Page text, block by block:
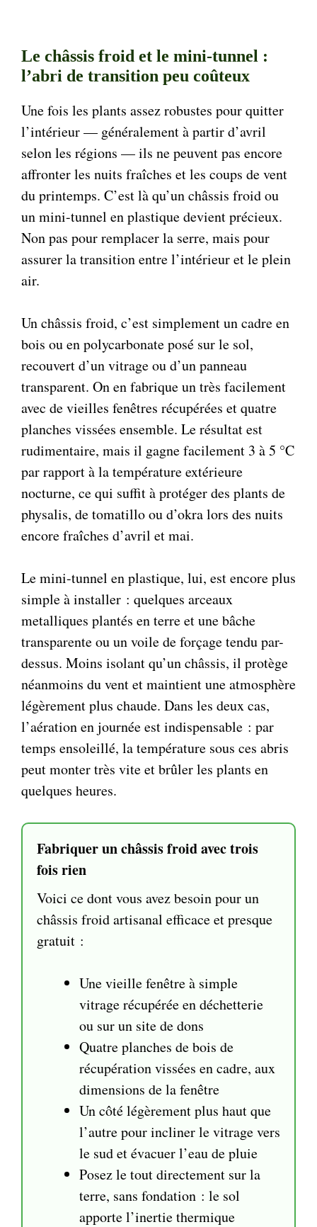
Le châssis froid et le mini-tunnel :
l’abri de transition peu coûteux
Une fois les plants assez robustes pour quitter
l’intérieur — généralement à partir d’avril
selon les régions — ils ne peuvent pas encore
affronter les nuits fraîches et les coups de vent
du printemps. C’est là qu’un châssis froid ou
un mini-tunnel en plastique devient précieux.
Non pas pour remplacer la serre, mais pour
assurer la transition entre l’intérieur et le plein
air.
Un châssis froid, c’est simplement un cadre en
bois ou en polycarbonate posé sur le sol,
recouvert d’un vitrage ou d’un panneau
transparent. On en fabrique un très facilement
avec de vieilles fenêtres récupérées et quatre
planches vissées ensemble. Le résultat est
rudimentaire, mais il gagne facilement 3 à 5 °C
par rapport à la température extérieure
nocturne, ce qui suffit à protéger des plants de
physalis, de tomatillo ou d’okra lors des nuits
encore fraîches d’avril et mai.
Le mini-tunnel en plastique, lui, est encore plus
simple à installer : quelques arceaux
metalliques plantés en terre et une bâche
transparente ou un voile de forçage tendu par-
dessus. Moins isolant qu’un châssis, il protège
néanmoins du vent et maintient une atmosphère
légèrement plus chaude. Dans les deux cas,
l’aération en journée est indispensable : par
temps ensoleillé, la température sous ces abris
peut monter très vite et brûler les plants en
quelques heures.
Fabriquer un châssis froid avec trois
fois rien
Voici ce dont vous avez besoin pour un
châssis froid artisanal efficace et presque
gratuit :
Une vieille fenêtre à simple
vitrage récupérée en déchetterie
ou sur un site de dons
Quatre planches de bois de
récupération vissées en cadre, aux
dimensions de la fenêtre
Un côté légèrement plus haut que
l’autre pour incliner le vitrage vers
le sud et évacuer l’eau de pluie
Posez le tout directement sur la
terre, sans fondation : le sol
apporte l’inertie thermique